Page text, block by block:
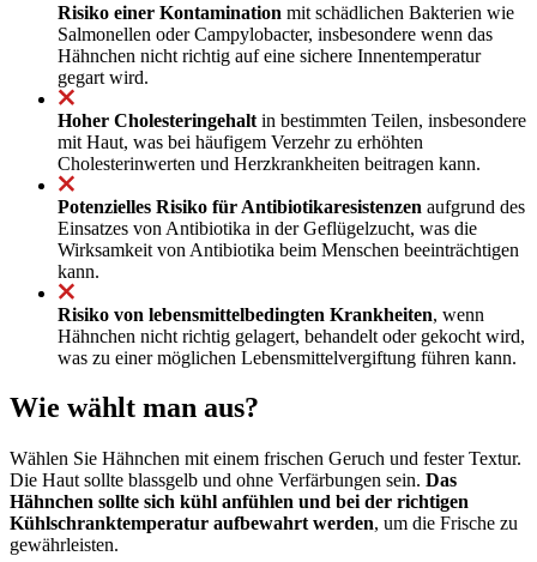
Risiko einer Kontamination mit schädlichen Bakterien wie
Salmonellen oder Campylobacter, insbesondere wenn das
Hähnchen nicht richtig auf eine sichere Innentemperatur
gegart wird.
Hoher Cholesteringehalt in bestimmten Teilen, insbesondere
mit Haut, was bei häufigem Verzehr zu erhöhten
Cholesterinwerten und Herzkrankheiten beitragen kann.
Potenzielles Risiko für Antibiotikaresistenzen aufgrund des
Einsatzes von Antibiotika in der Geflügelzucht, was die
Wirksamkeit von Antibiotika beim Menschen beeinträchtigen
kann.
Risiko von lebensmittelbedingten Krankheiten, wenn
Hähnchen nicht richtig gelagert, behandelt oder gekocht wird,
was zu einer möglichen Lebensmittelvergiftung führen kann.
Wie wählt man aus?
Wählen Sie Hähnchen mit einem frischen Geruch und fester Textur.
Die Haut sollte blassgelb und ohne Verfärbungen sein. Das
Hähnchen sollte sich kühl anfühlen und bei der richtigen
Kühlschranktemperatur aufbewahrt werden, um die Frische zu
gewährleisten.